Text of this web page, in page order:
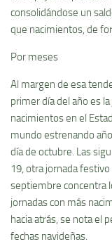
consolidándose un
que nacimientos, de
Por meses
Al margen de esa
primer día del año es
nacimientos en el
mundo estrenando
día de octubre. Las
19, otra jornada
septiembre concentra
jornadas con más
hacia atrás, se nota el
fechas navideñas.